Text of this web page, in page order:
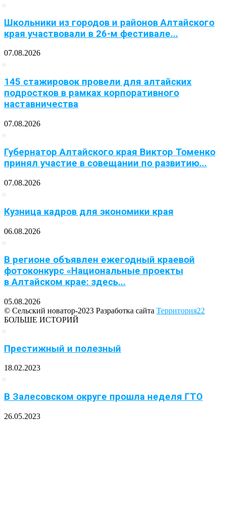
Школьники из городов и районов Алтайского
края участвовали в 26-м фестивале...
07.08.2026
145 стажировок провели для алтайских
подростков в рамках корпоративного
наставничества
07.08.2026
Губернатор Алтайского края Виктор Томенко
принял участие в совещании по развитию...
07.08.2026
Кузница кадров для экономики края
06.08.2026
В регионе объявлен ежегодный краевой
фотоконкурс «Национальные проекты
в Алтайском крае: здесь...
05.08.2026
© Сельский новатор-2023 Разработка сайта Территория22
БОЛЬШЕ ИСТОРИЙ
Престижный и полезный
18.02.2023
В Залесовском округе прошла неделя ГТО
26.05.2023